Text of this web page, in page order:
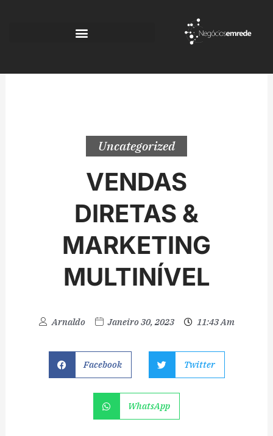
Uncategorized
VENDAS
DIRETAS &
MARKETING
MULTINÍVEL
Arnaldo Janeiro 30, 2023 11:43 Am
Facebook Twitter
WhatsApp